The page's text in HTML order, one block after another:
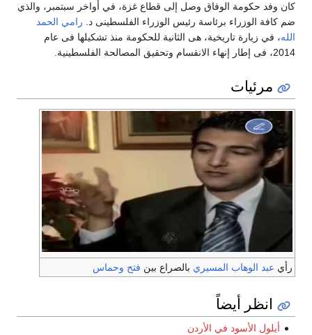
كان وفد حكومة الوفاق وصل إلى قطاع غزة، في أواخر سبتمبر، والذي
ضم كافة الوزراء برئاسة رئيس الوزراء الفلسطينى د. رامي الحمد
الله، في زيارة تاريخية، هى الثانية للحكومة منذ تشكيلها فى عام
2014، فى إطار إنهاء الانقسام وتحقيق المصالحة الفلسطينية.
مرئيات
رأي عبد الوهاب المسيري بالصراع بين فتح وحماس
انظر أيضاً
أيلول الأسود في الأردن